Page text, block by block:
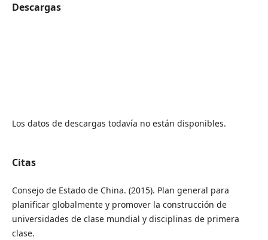
Descargas
Los datos de descargas todavía no están disponibles.
Citas
Consejo de Estado de China. (2015). Plan general para
planificar globalmente y promover la construcción de
universidades de clase mundial y disciplinas de primera
clase.